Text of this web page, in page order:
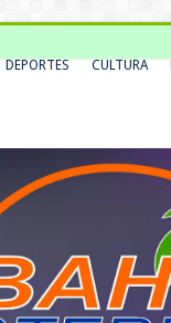
DEPORTES CULTURA